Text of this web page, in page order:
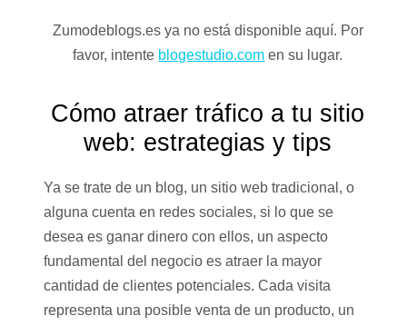
Zumodeblogs.es ya no está disponible aquí. Por
favor, intente blogestudio.com en su lugar.
Cómo atraer tráfico a tu sitio
web: estrategias y tips
Ya se trate de un blog, un sitio web tradicional, o
alguna cuenta en redes sociales, si lo que se
desea es ganar dinero con ellos, un aspecto
fundamental del negocio es atraer la mayor
cantidad de clientes potenciales. Cada visita
representa una posible venta de un producto, un